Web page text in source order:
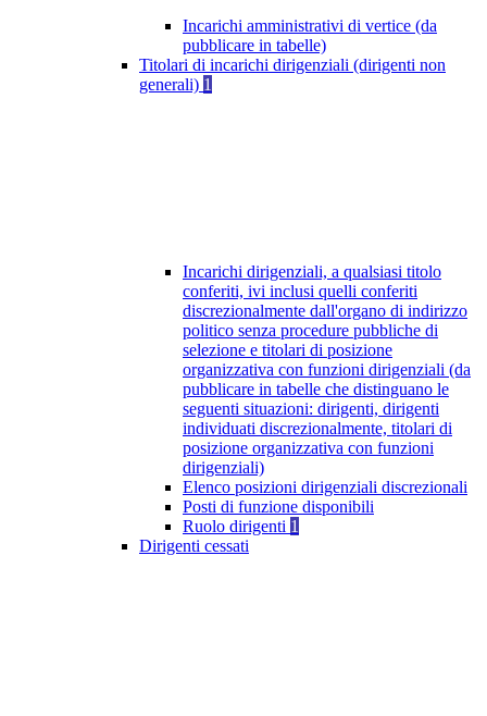
Incarichi amministrativi di vertice (da
pubblicare in tabelle)
Titolari di incarichi dirigenziali (dirigenti non
generali) 1
Incarichi dirigenziali, a qualsiasi titolo
conferiti, ivi inclusi quelli conferiti
discrezionalmente dall'organo di indirizzo
politico senza procedure pubbliche di
selezione e titolari di posizione
organizzativa con funzioni dirigenziali (da
pubblicare in tabelle che distinguano le
seguenti situazioni: dirigenti, dirigenti
individuati discrezionalmente, titolari di
posizione organizzativa con funzioni
dirigenziali)
Elenco posizioni dirigenziali discrezionali
Posti di funzione disponibili
Ruolo dirigenti 1
Dirigenti cessati